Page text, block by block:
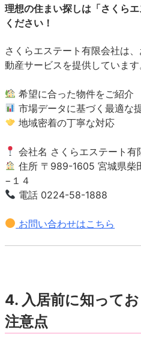
理想の住まい探しは「さくら
ください！
さくらエステート有限会社は
動産サービスを提供しています
希望に合った物件をご紹介
市場データに基づく最適な
地域密着の丁寧な対応
会社名 さくらエステート有
住所 〒989-1605 宮城県柴
−１４
電話 0224-58-1888
お問い合わせはこちら
4. 入居前に知って
注意点